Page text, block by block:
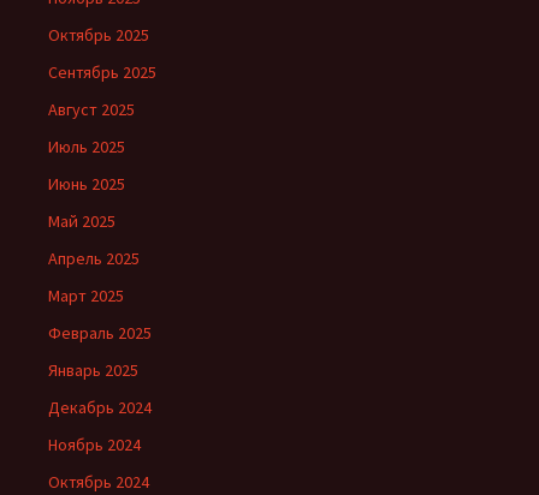
Октябрь 2025
Сентябрь 2025
Август 2025
Июль 2025
Июнь 2025
Май 2025
Апрель 2025
Март 2025
Февраль 2025
Январь 2025
Декабрь 2024
Ноябрь 2024
Октябрь 2024